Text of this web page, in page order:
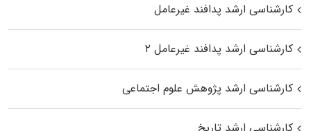
کارشناسی ارشد پدافند غیرعامل
کارشناسی ارشد پدافند غیرعامل ۲
کارشناسی ارشد پژوهش علوم اجتماعی